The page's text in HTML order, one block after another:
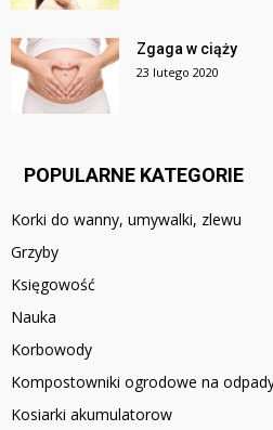
Zgaga w ciąży
23 lutego 2020
POPULARNE KATEGORIE
Korki do wanny, umywalki, zlewu
Grzyby
Księgowość
Nauka
Korbowody
Kompostowniki ogrodowe na
Kosiarki akumulatorow